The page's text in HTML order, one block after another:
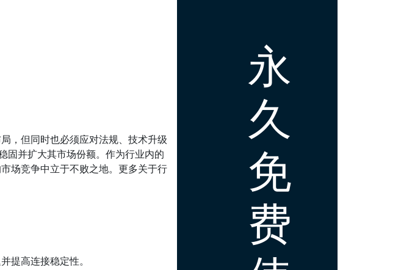
，但同时也必须应对法规、技术升级
固并扩大其市场份额。作为行业内的
场竞争中立于不败之地。更多关于行
提高连接稳定性。
永
久
免
费